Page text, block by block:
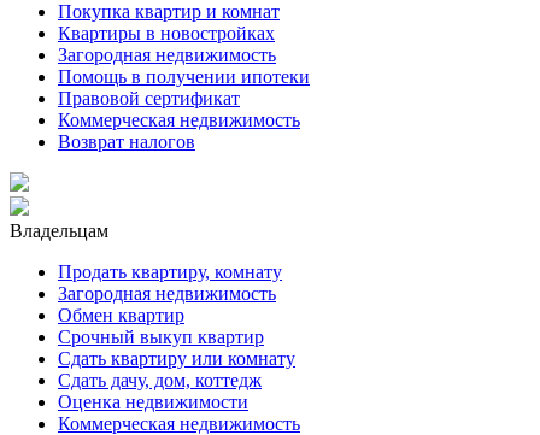
Покупка квартир и комнат
Квартиры в новостройках
Загородная недвижимость
Помощь в получении ипотеки
Правовой сертификат
Коммерческая недвижимость
Возврат налогов
Владельцам
Продать квартиру, комнату
Загородная недвижимость
Обмен квартир
Срочный выкуп квартир
Сдать квартиру или комнату
Сдать дачу, дом, коттедж
Оценка недвижимости
Коммерческая недвижимость